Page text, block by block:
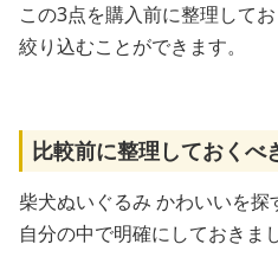
この3点を購入前に整理して
絞り込むことができます。
比較前に整理しておくべ
柴犬ぬいぐるみ かわいいを
自分の中で明確にしておきま